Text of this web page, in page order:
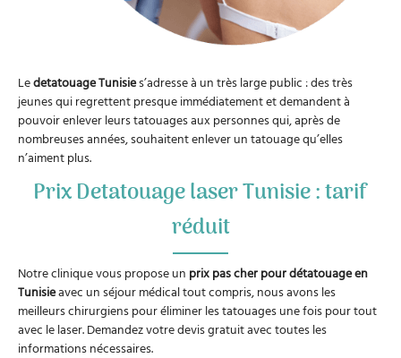
Ledetatouage Tunisies’adresse à un très large public : des très
jeunes qui regrettent presque immédiatement et demandent à
pouvoir enlever leurs tatouages aux personnes qui, après de
nombreuses années, souhaitent enlever un tatouage qu’elles
n’aiment plus.
Prix Detatouage laser Tunisie : tarif
réduit
Notre clinique vous propose un prix pas cher pour détatouage en
Tunisieavec un séjour médical tout compris, nous avons les
meilleurs chirurgiens pour éliminer les tatouages une fois pour tout
avec le laser. Demandez votre devis gratuit avec toutes les
informations nécessaires.